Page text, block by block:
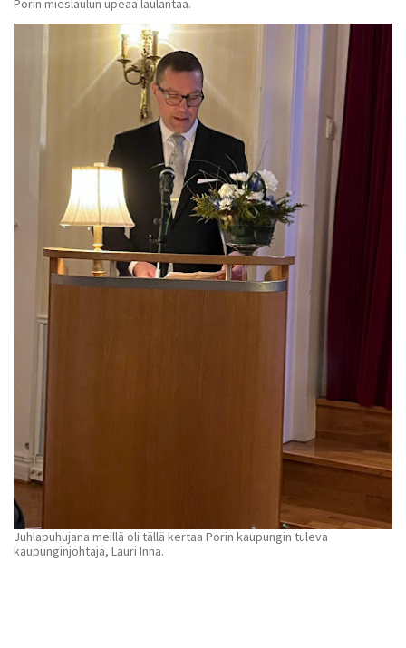
Porin mieslaulun upeaa laulantaa.
Juhlapuhujana meillä oli tällä kertaa Porin kaupungin tuleva
kaupunginjohtaja, Lauri Inna.